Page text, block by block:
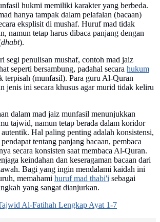
hukmi memiliki karakter yang berbeda.
hanya tampak dalam pelafalan (bacaan)
eksplisit di mushaf. Huruf mad tidak
namun tetap harus dibaca panjang dengan
dhabt).
segi penulisan mushaf, contoh mad jaiz
seperti bersambung, padahal secara hukum
terpisah (munfasil). Para guru Al-Quran
jenis ini secara khusus agar murid tidak keliru
dalam mad jaiz munfasil menunjukkan
tajwid, namun tetap berada dalam koridor
Hal paling penting adalah konsistensi,
tentang panjang bacaan, pembaca
secara konsisten saat membaca Al-Quran.
keindahan dan keseragaman bacaan dari
Bagi yang ingin mendalami kaidah ini
memahami huruf mad thabi'i sebagai
yang sangat dianjurkan.
Al-Fatihah Lengkap Ayat 1-7